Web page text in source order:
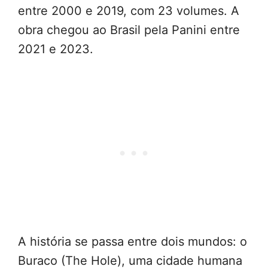
entre 2000 e 2019, com 23 volumes. A
obra chegou ao Brasil pela Panini entre
2021 e 2023.
A história se passa entre dois mundos: o
Buraco (The Hole), uma cidade humana